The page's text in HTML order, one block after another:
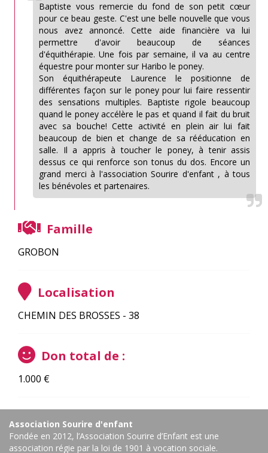
Baptiste vous remercie du fond de son petit cœur
pour ce beau geste. C'est une belle nouvelle que vous
nous avez annoncé. Cette aide financière va lui
permettre d'avoir beaucoup de séances
d'équithérapie. Une fois par semaine, il va au centre
équestre pour monter sur Haribo le poney.
Son équithérapeute Laurence le positionne de
différentes façon sur le poney pour lui faire ressentir
des sensations multiples. Baptiste rigole beaucoup
quand le poney accélère le pas et quand il fait du bruit
avec sa bouche! Cette activité en plein air lui fait
beaucoup de bien et change de sa rééducation en
salle. Il a appris à toucher le poney, à tenir assis
dessus ce qui renforce son tonus du dos. Encore un
grand merci à l'association Sourire d'enfant , à tous
les bénévoles et partenaires.
Famille
GROBON
Localisation
CHEMIN DES BROSSES - 38
Don total de :
1.000 €
Association Sourire d'enfant
Fondée en 2012, l’Association Sourire d’Enfant est une
association régie par la loi de 1901 à vocation sociale.